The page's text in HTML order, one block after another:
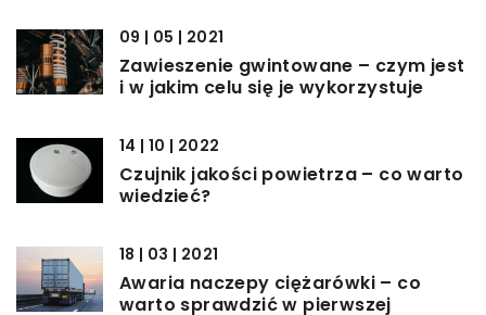
09 | 05 | 2021
Zawieszenie gwintowane – czym jest
i w jakim celu się je wykorzystuje
14 | 10 | 2022
Czujnik jakości powietrza – co warto
wiedzieć?
18 | 03 | 2021
Awaria naczepy ciężarówki – co
warto sprawdzić w pierwszej